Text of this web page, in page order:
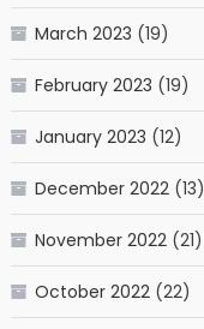
March 2023 (19)
February 2023 (19)
January 2023 (12)
December 2022(13)
November 2022(21)
October 2022(22)